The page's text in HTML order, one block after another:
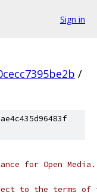
Sign in
/
for Open
to the terms of